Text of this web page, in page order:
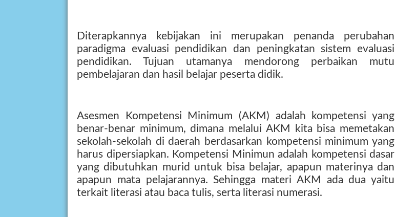
Diterapkannya kebijakan ini merupakan penanda perubahan
paradigma evaluasi pendidikan dan peningkatan sistem evaluasi
pendidikan. Tujuan utamanya mendorong perbaikan mutu
pembelajaran dan hasil belajar peserta didik.
Asesmen Kompetensi Minimum (AKM) adalah kompetensi yang
benar-benar minimum, dimana melalui AKM kita bisa memetakan
sekolah-sekolah di daerah berdasarkan kompetensi minimum yang
harus dipersiapkan. Kompetensi Minimun adalah kompetensi dasar
yang dibutuhkan murid untuk bisa belajar, apapun materinya dan
apapun mata pelajarannya. Sehingga materi AKM ada dua yaitu
terkait literasi atau baca tulis, serta literasi numerasi.